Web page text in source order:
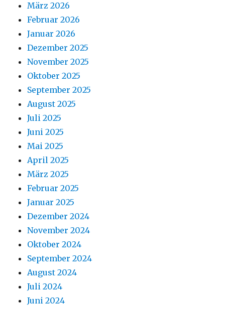
März 2026
Februar 2026
Januar 2026
Dezember 2025
November 2025
Oktober 2025
September 2025
August 2025
Juli 2025
Juni 2025
Mai 2025
April 2025
März 2025
Februar 2025
Januar 2025
Dezember 2024
November 2024
Oktober 2024
September 2024
August 2024
Juli 2024
Juni 2024